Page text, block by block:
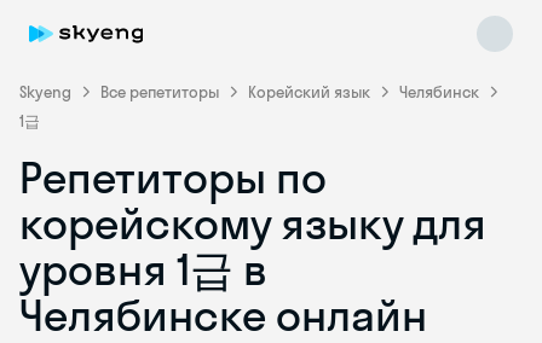
Skyeng Все репетиторы Корейский язык
Челябинск
1급
Репетиторы по
корейскому языку для
уровня 1급 в
Челябинске онлайн
Skyeng Chat